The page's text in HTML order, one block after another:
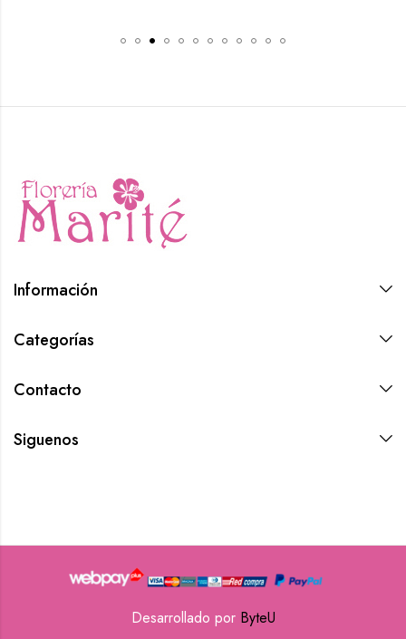
Información
Categorías
Contacto
Siguenos
Desarrollado por ByteU